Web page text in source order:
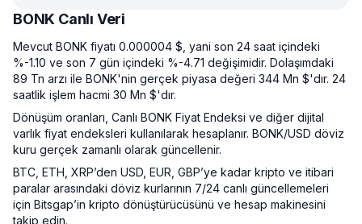
BONK Canlı Veri
Mevcut BONK fiyatı 0.000004 $, yani son 24 saat içindeki
%-1.10 ve son 7 gün içindeki %-4.71 değişimidir. Dolaşımdaki
89 Tn arzı ile BONK'nin gerçek piyasa değeri 344 Mn $'dır. 24
saatlik işlem hacmi 30 Mn $'dır.
Dönüşüm oranları, Canlı BONK Fiyat Endeksi ve diğer dijital
varlık fiyat endeksleri kullanılarak hesaplanır. BONK/USD döviz
kuru gerçek zamanlı olarak güncellenir.
BTC, ETH, XRP’den USD, EUR, GBP’ye kadar kripto ve itibari
paralar arasındaki döviz kurlarının 7/24 canlı güncellemeleri
için Bitsgap’in kripto dönüştürücüsünü ve hesap makinesini
takip edin.